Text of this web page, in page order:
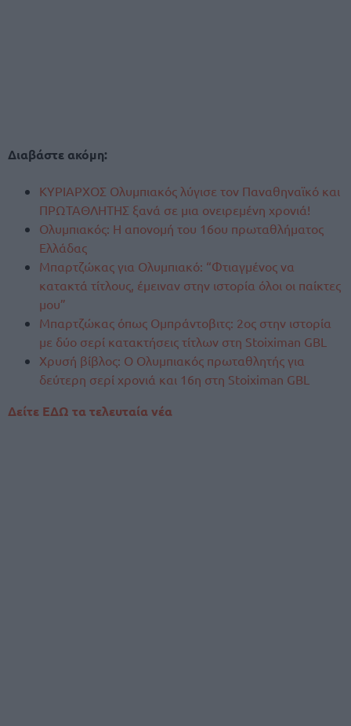
Διαβάστε ακόμη:
ΚΥΡΙΑΡΧΟΣ Ολυμπιακός λύγισε τον Παναθηναϊκό και
ΠΡΩΤΑΘΛΗΤΗΣ ξανά σε μια ονειρεμένη χρονιά!
Ολυμπιακός: Η απονομή του 16ου πρωταθλήματος
Ελλάδας
Μπαρτζώκας για Ολυμπιακό: “Φτιαγμένος να
κατακτά τίτλους, έμειναν στην ιστορία όλοι οι παίκτες
μου”
Μπαρτζώκας όπως Ομπράντοβιτς: 2ος στην ιστορία
με δύο σερί κατακτήσεις τίτλων στη Stoiximan GBL
Χρυσή βίβλος: Ο Ολυμπιακός πρωταθλητής για
δεύτερη σερί χρονιά και 16η στη Stoiximan GBL
Δείτε ΕΔΩ τα τελευταία νέα